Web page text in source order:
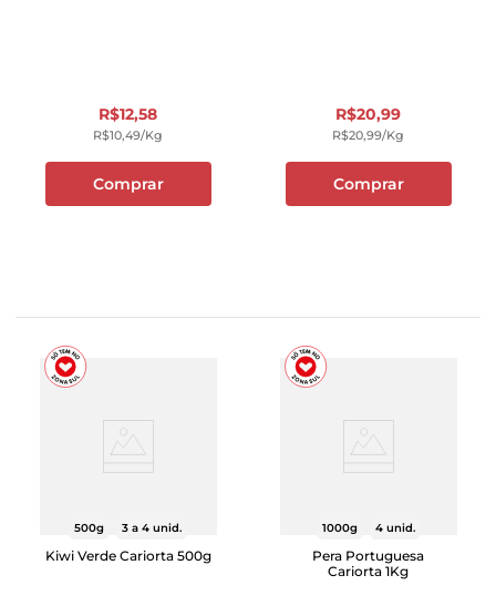
R$12,58
R$10,49/kg
Comprar
R$20,99
R$20,99/kg
Comprar
500g 3 a 4 unid.
Kiwi Verde Cariorta 500g
1000g 4 unid.
Pera Portuguesa
Cariorta 1Kg